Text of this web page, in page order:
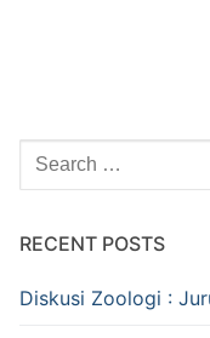
Search
for:
RECENT POSTS
Diskusi Zoologi :